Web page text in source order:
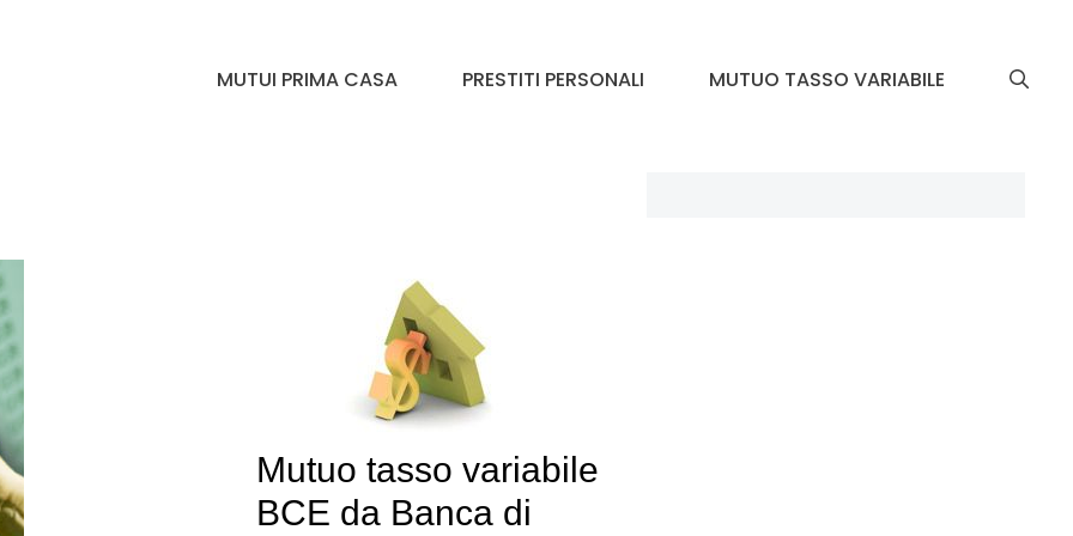
MUTUI PRIMA CASA PRESTITI PERSONALI MUTUO TASSO VARIABILE
Mutuo tasso variabile
BCE da Banca di